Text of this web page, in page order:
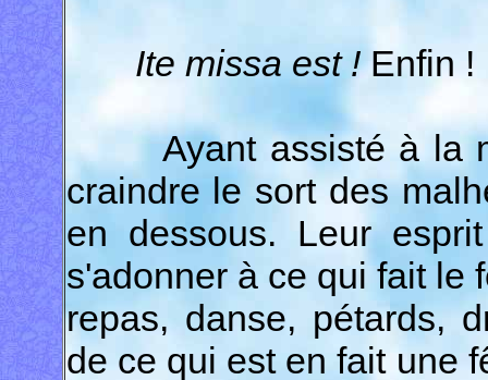
Ite missa est !Enfin !
Ayant assisté à la
craindre le sort des
en dessous. Leur
s'adonner à ce qui fait le
repas, danse, pétards,
de ce qui est en fait une